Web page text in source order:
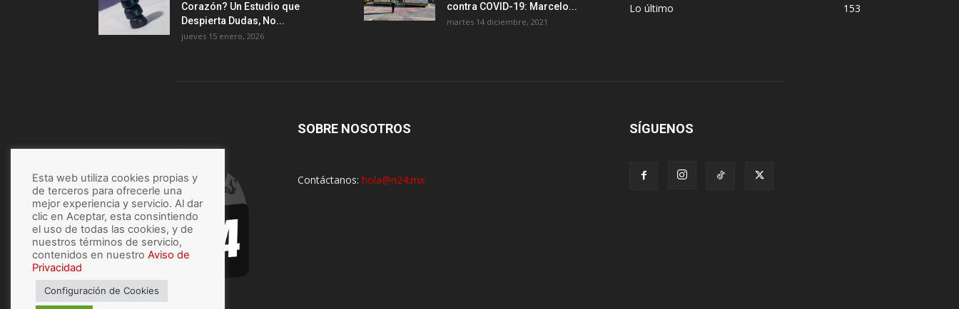
Corazón? Un Estudio que
Despierta Dudas, No...
jueves 15 enero, 2026
contra COVID-19: Marcelo...
martes 14 diciembre, 2021
Lo último
153
SOBRE NOSOTROS
Contáctanos: hola@n24.mx
SÍGUENOS
Esta web utiliza cookies propias y
de terceros para ofrecerle una
mejor experiencia y servicio. Al dar
clic en Aceptar, esta consintiendo
el uso de todas las cookies, y de
nuestros términos de servicio,
contenidos en nuestro Aviso de
Privacidad
Configuración de Cookies